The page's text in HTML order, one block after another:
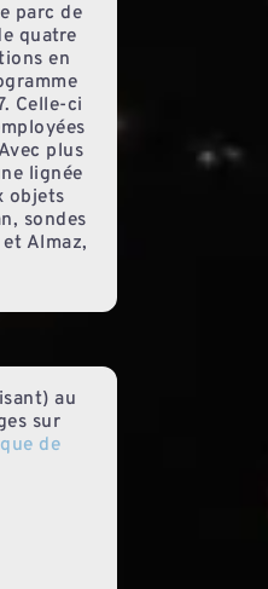
parc de
quatre
en
Celle-ci
plus
lignée
objets
sondes
Almaz,
au
sur
de